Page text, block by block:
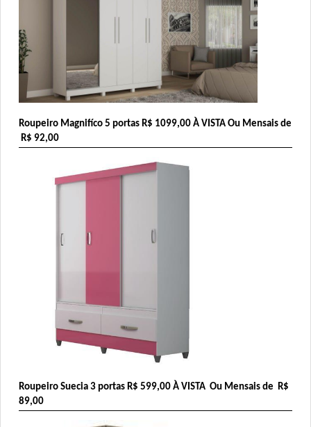
Roupeiro Magnifíco 5 portas R$ 1099,00 À VISTA Ou Mensais de
R$ 92,00
Roupeiro Suecia 3 portas R$ 599,00 À VISTA  Ou Mensais de  R$
89,00